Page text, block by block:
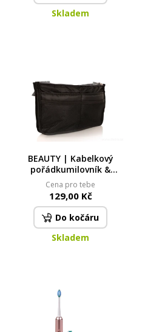
Skladem
BEAUTY | Kabelkový
pořádkumilovník &
organizér do kabelky
Cena pro tebe
129,00 Kč
Do kočáru
Skladem